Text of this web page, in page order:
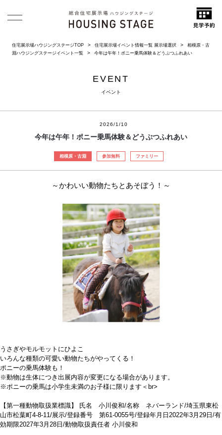
住宅展示場ハウジングステージTOP 住宅展示場イベント情報一覧 展示場選択
相模原・古
淵ハウジングステージイベント一覧
今年は午年！ポニー乗馬体験＆どうぶつふれあい
EVENT
イベント
2026/1/10
今年は午年！ポニー乗馬体験＆どうぶつふれあい
相模原・古淵 参加無料 ファミリー
～かわいい動物たちとあそぼう！～
うさぎやモルモットにひよこ
いろんな種類の可愛い動物たちがやってくる！
ポニーの乗馬体験も！
※動物は生体につき出展内容が変更になる場合があります。
※ポニーの乗馬は小学生未満のお子様に限ります＜br>
【第一種動物取扱業標識】 氏名 小川俊和/名称 ネバーランド/埼玉県東松
山市松葉町4-8-11/展示/登録番号 第61-0055号/登録年月日2022年3月29日/有
効期限2027年3月28日/動物取扱責任者 小川俊和